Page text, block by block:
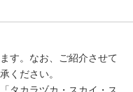
す。なお、ご紹介させて
ください。